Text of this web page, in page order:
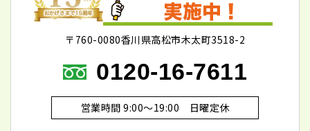
〒760-0080香川県高松市木太町3518-2
0120-16-7611
営業時間 9:00～19:00 日曜定休